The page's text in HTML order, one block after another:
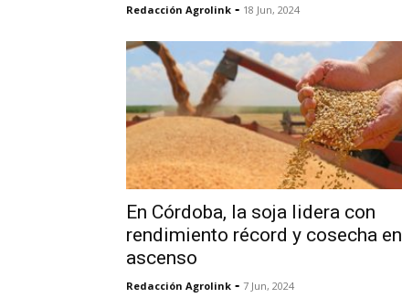
Redacción Agrolink - 18 Jun, 2024
En Córdoba, la soja lidera con
rendimiento récord y cosecha en
ascenso
Redacción Agrolink - 7 Jun, 2024